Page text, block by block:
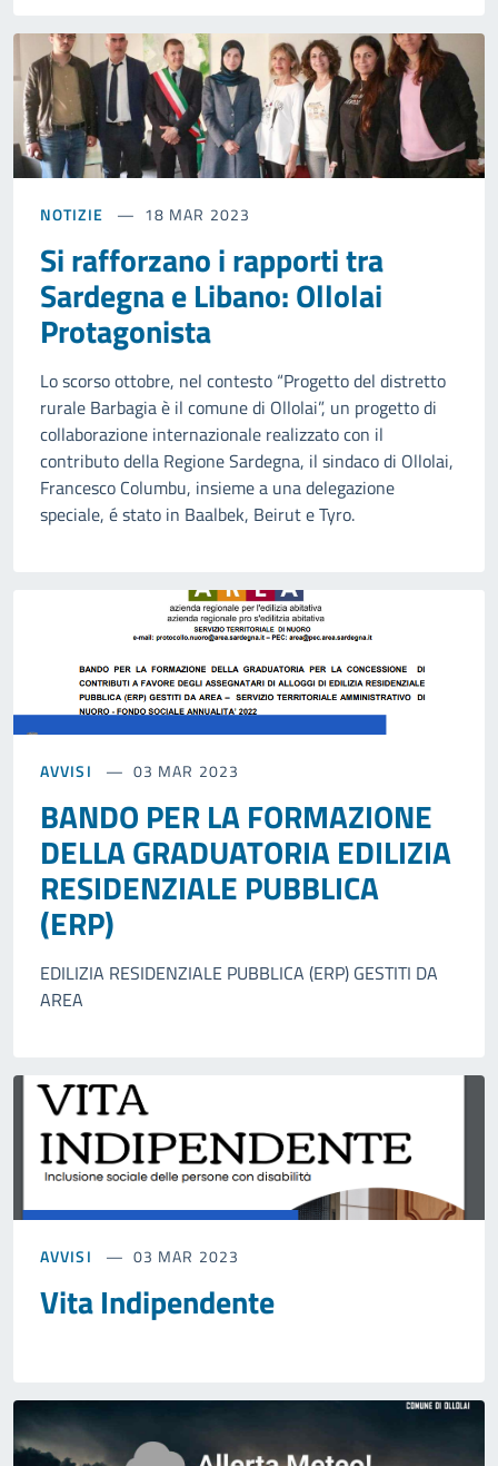
NOTIZIE 18 MAR 2023
Si rafforzano i rapporti tra
Sardegna e Libano: Ollolai
Protagonista
Lo scorso ottobre, nel contesto “Progetto del distretto
rurale Barbagia è il comune di Ollolai”, un progetto di
collaborazione internazionale realizzato con il
contributo della Regione Sardegna, il sindaco di Ollolai,
Francesco Columbu, insieme a una delegazione
speciale, é stato in Baalbek, Beirut e Tyro.
AVVISI 03 MAR 2023
BANDO PER LA FORMAZIONE
DELLA GRADUATORIA EDILIZIA
RESIDENZIALE PUBBLICA
(ERP)
EDILIZIA RESIDENZIALE PUBBLICA (ERP) GESTITI DA
AREA
AVVISI 03 MAR 2023
Vita Indipendente